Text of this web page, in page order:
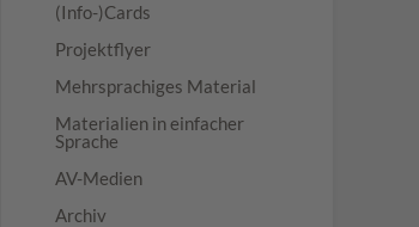
(Info-)Cards
Projektflyer
Mehrsprachiges Material
Materialien in einfacher
Sprache
AV-Medien
Archiv